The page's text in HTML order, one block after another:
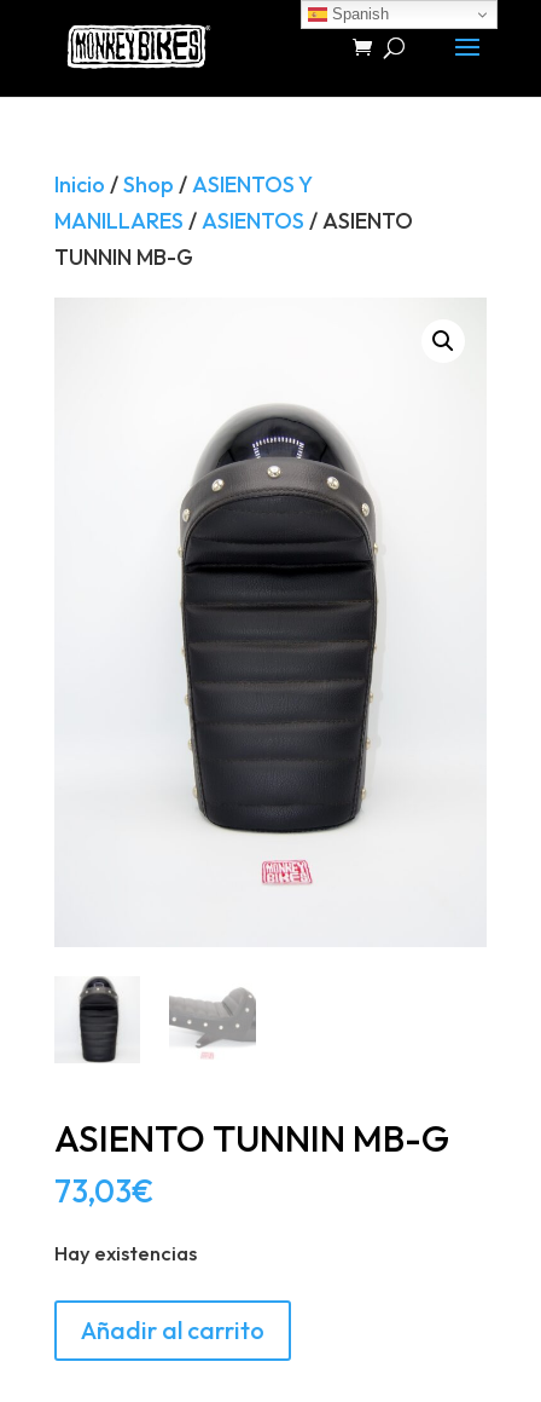
Búsqueda
productos
Inicio /Shop /ASIENTOS Y
MANILLARES /ASIENTOS / ASIENTO
TUNNIN MB-G
ASIENTO TUNNIN MB-G
73,03€
Hay existencias
ASIENTO
TUNNIN
Añadir al carrito
Spanish